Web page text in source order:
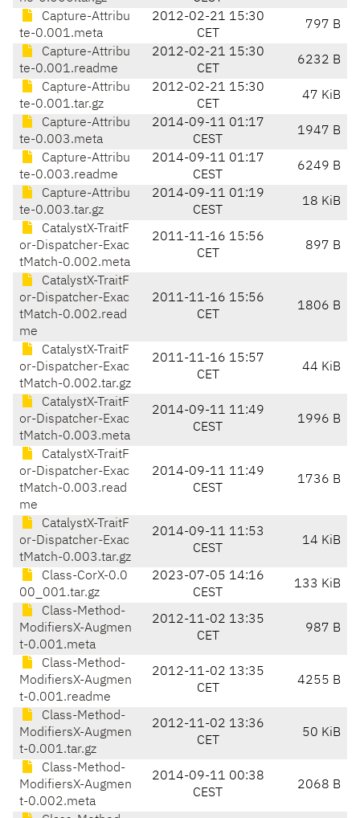
Capture-Attribu
te-0.001.meta
2012-02-21 15:30
CET
797 B
Capture-Attribu
te-0.001.readme
2012-02-21 15:30
CET
6232 B
Capture-Attribu
te-0.001.tar.gz
2012-02-21 15:30
CET
47 KiB
Capture-Attribu
te-0.003.meta
2014-09-11 01:17
CEST
1947 B
Capture-Attribu
te-0.003.readme
2014-09-11 01:17
CEST
6249 B
Capture-Attribu
te-0.003.tar.gz
2014-09-11 01:19
CEST
18 KiB
CatalystX-TraitF
or-Dispatcher-Exac
tMatch-0.002.meta
2011-11-16 15:56
CET
897 B
CatalystX-TraitF
or-Dispatcher-Exac
tMatch-0.002.read
me
2011-11-16 15:56
CET
1806 B
CatalystX-TraitF
or-Dispatcher-Exac
tMatch-0.002.tar.gz
2011-11-16 15:57
CET
44 KiB
CatalystX-TraitF
or-Dispatcher-Exac
tMatch-0.003.meta
2014-09-11 11:49
CEST
1996 B
CatalystX-TraitF
or-Dispatcher-Exac
tMatch-0.003.read
me
2014-09-11 11:49
CEST
1736 B
CatalystX-TraitF
or-Dispatcher-Exac
tMatch-0.003.tar.gz
2014-09-11 11:53
CEST
14 KiB
Class-CorX-0.0
00_001.tar.gz
2023-07-05 14:16
CEST
133 KiB
Class-Method-
ModifiersX-Augmen
t-0.001.meta
2012-11-02 13:35
CET
987 B
Class-Method-
ModifiersX-Augmen
t-0.001.readme
2012-11-02 13:35
CET
4255 B
Class-Method-
ModifiersX-Augmen
t-0.001.tar.gz
2012-11-02 13:36
CET
50 KiB
Class-Method-
ModifiersX-Augmen
t-0.002.meta
2014-09-11 00:38
CEST
2068 B